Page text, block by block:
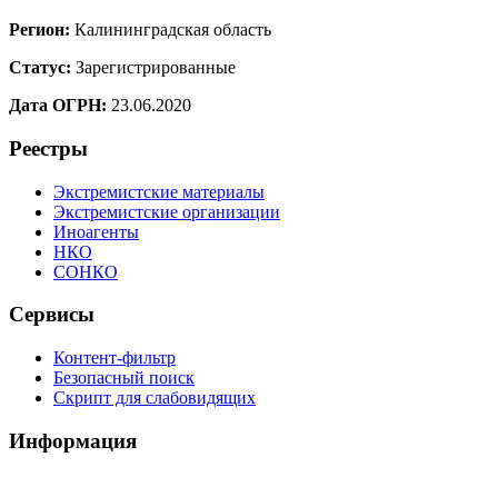
Регион: Калининградская область
Статус: Зарегистрированные
Дата ОГРН: 23.06.2020
Реестры
Экстремистские материалы
Экстремистские организации
Иноагенты
НКО
СОНКО
Сервисы
Контент-фильтр
Безопасный поиск
Скрипт для слабовидящих
Информация